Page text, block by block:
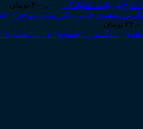
نکاح و روابط خانوادگی ۴۰۰,۰۰۰ تومان –
تومان
دادگستری؛ شماره ۱۱۰ ـ تابستان ۱۳۹۹